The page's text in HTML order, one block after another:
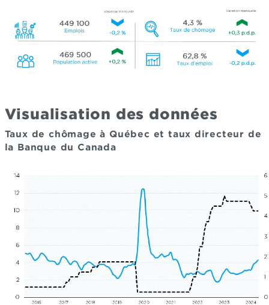
Visualisation des données
Taux de chômage à Québec et taux directeur de
la Banque du Canada